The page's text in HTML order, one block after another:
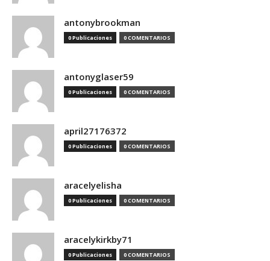
antonybrookman
0 Publicaciones 0 COMENTARIOS
antonyglaser59
0 Publicaciones 0 COMENTARIOS
april27176372
0 Publicaciones 0 COMENTARIOS
aracelyelisha
0 Publicaciones 0 COMENTARIOS
aracelykirkby71
0 Publicaciones 0 COMENTARIOS